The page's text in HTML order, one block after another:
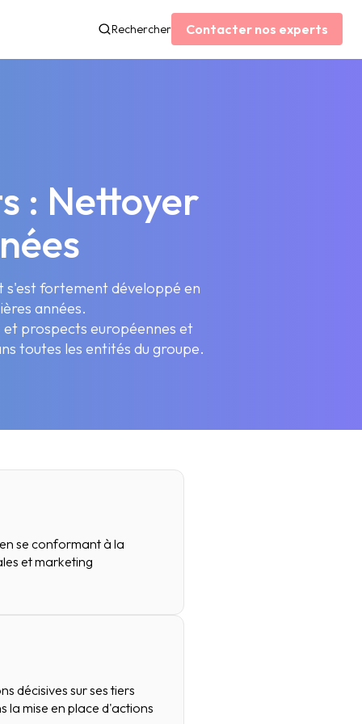
Rechercher Contacter nos experts
: Nettoyer
s'est fortement développé en
années.
et prospects européennes et
toutes les entités du groupe.
se conformant à la
et marketing
décisives sur ses tiers
la mise en place d'actions